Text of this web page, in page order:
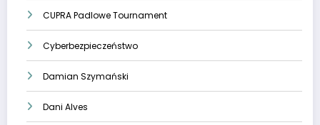
CUPRA Padlowe Tournament
Cyberbezpieczeństwo
Damian Szymański
Dani Alves